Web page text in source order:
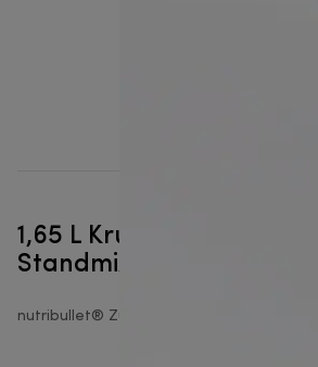
1,65 L Krug für den
Standmixer &
nutribullet® Zubehörteile für Standmixer